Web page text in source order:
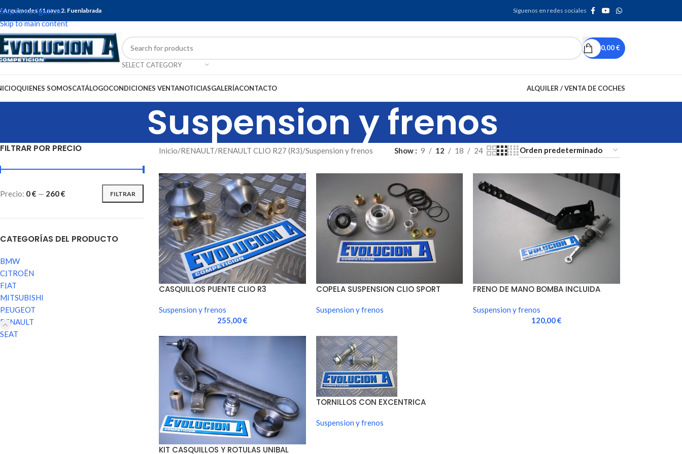
Skip to navigation
Skip to main content
Arquimedes 61 nave 2. Fuenlabrada Síguenos en redes sociales
SELECT CATEGORY
0,00€
QUIENES SOMOSCATÁLOGOCONDICIONES VENTANOTICIASGALERÍACONTACTO ALQUILER / VENTA DE COCHES
Suspension y frenos
FILTRAR POR PRECIO
FILTRAR
Precio: 0 € — 260 €
CATEGORÍAS DEL PRODUCTO
BMW
CITROËN
FIAT
MITSUBISHI
PEUGEOT
RENAULT
SEAT
Inicio RENAULT RENAULT CLIO R27 (R3) Suspension y frenos Show 9 12 18 24
CASQUILLOS PUENTE CLIO R3
Suspension y frenos
255,00€
COPELA SUSPENSION CLIO SPORT
Suspension y frenos
FRENO DE MANO BOMBA INCLUIDA
Suspension y frenos
120,00€
KIT CASQUILLOS Y ROTULAS UNIBAL
TORNILLOS CON EXCENTRICA
Suspension y frenos